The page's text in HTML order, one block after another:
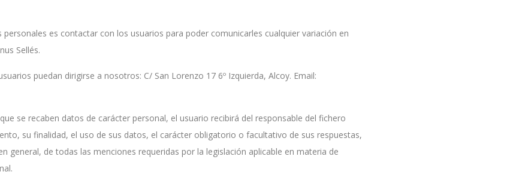
es contactar con los usuarios para poder comunicarles cualquier variación en
Sellés.
puedan dirigirse a nosotros: C/ San Lorenzo 17 6º Izquierda, Alcoy. Email:
se recaben datos de carácter personal, el usuario recibirá del responsable del fichero
su finalidad, el uso de sus datos, el carácter obligatorio o facultativo de sus respuestas,
general, de todas las menciones requeridas por la legislación aplicable en materia de